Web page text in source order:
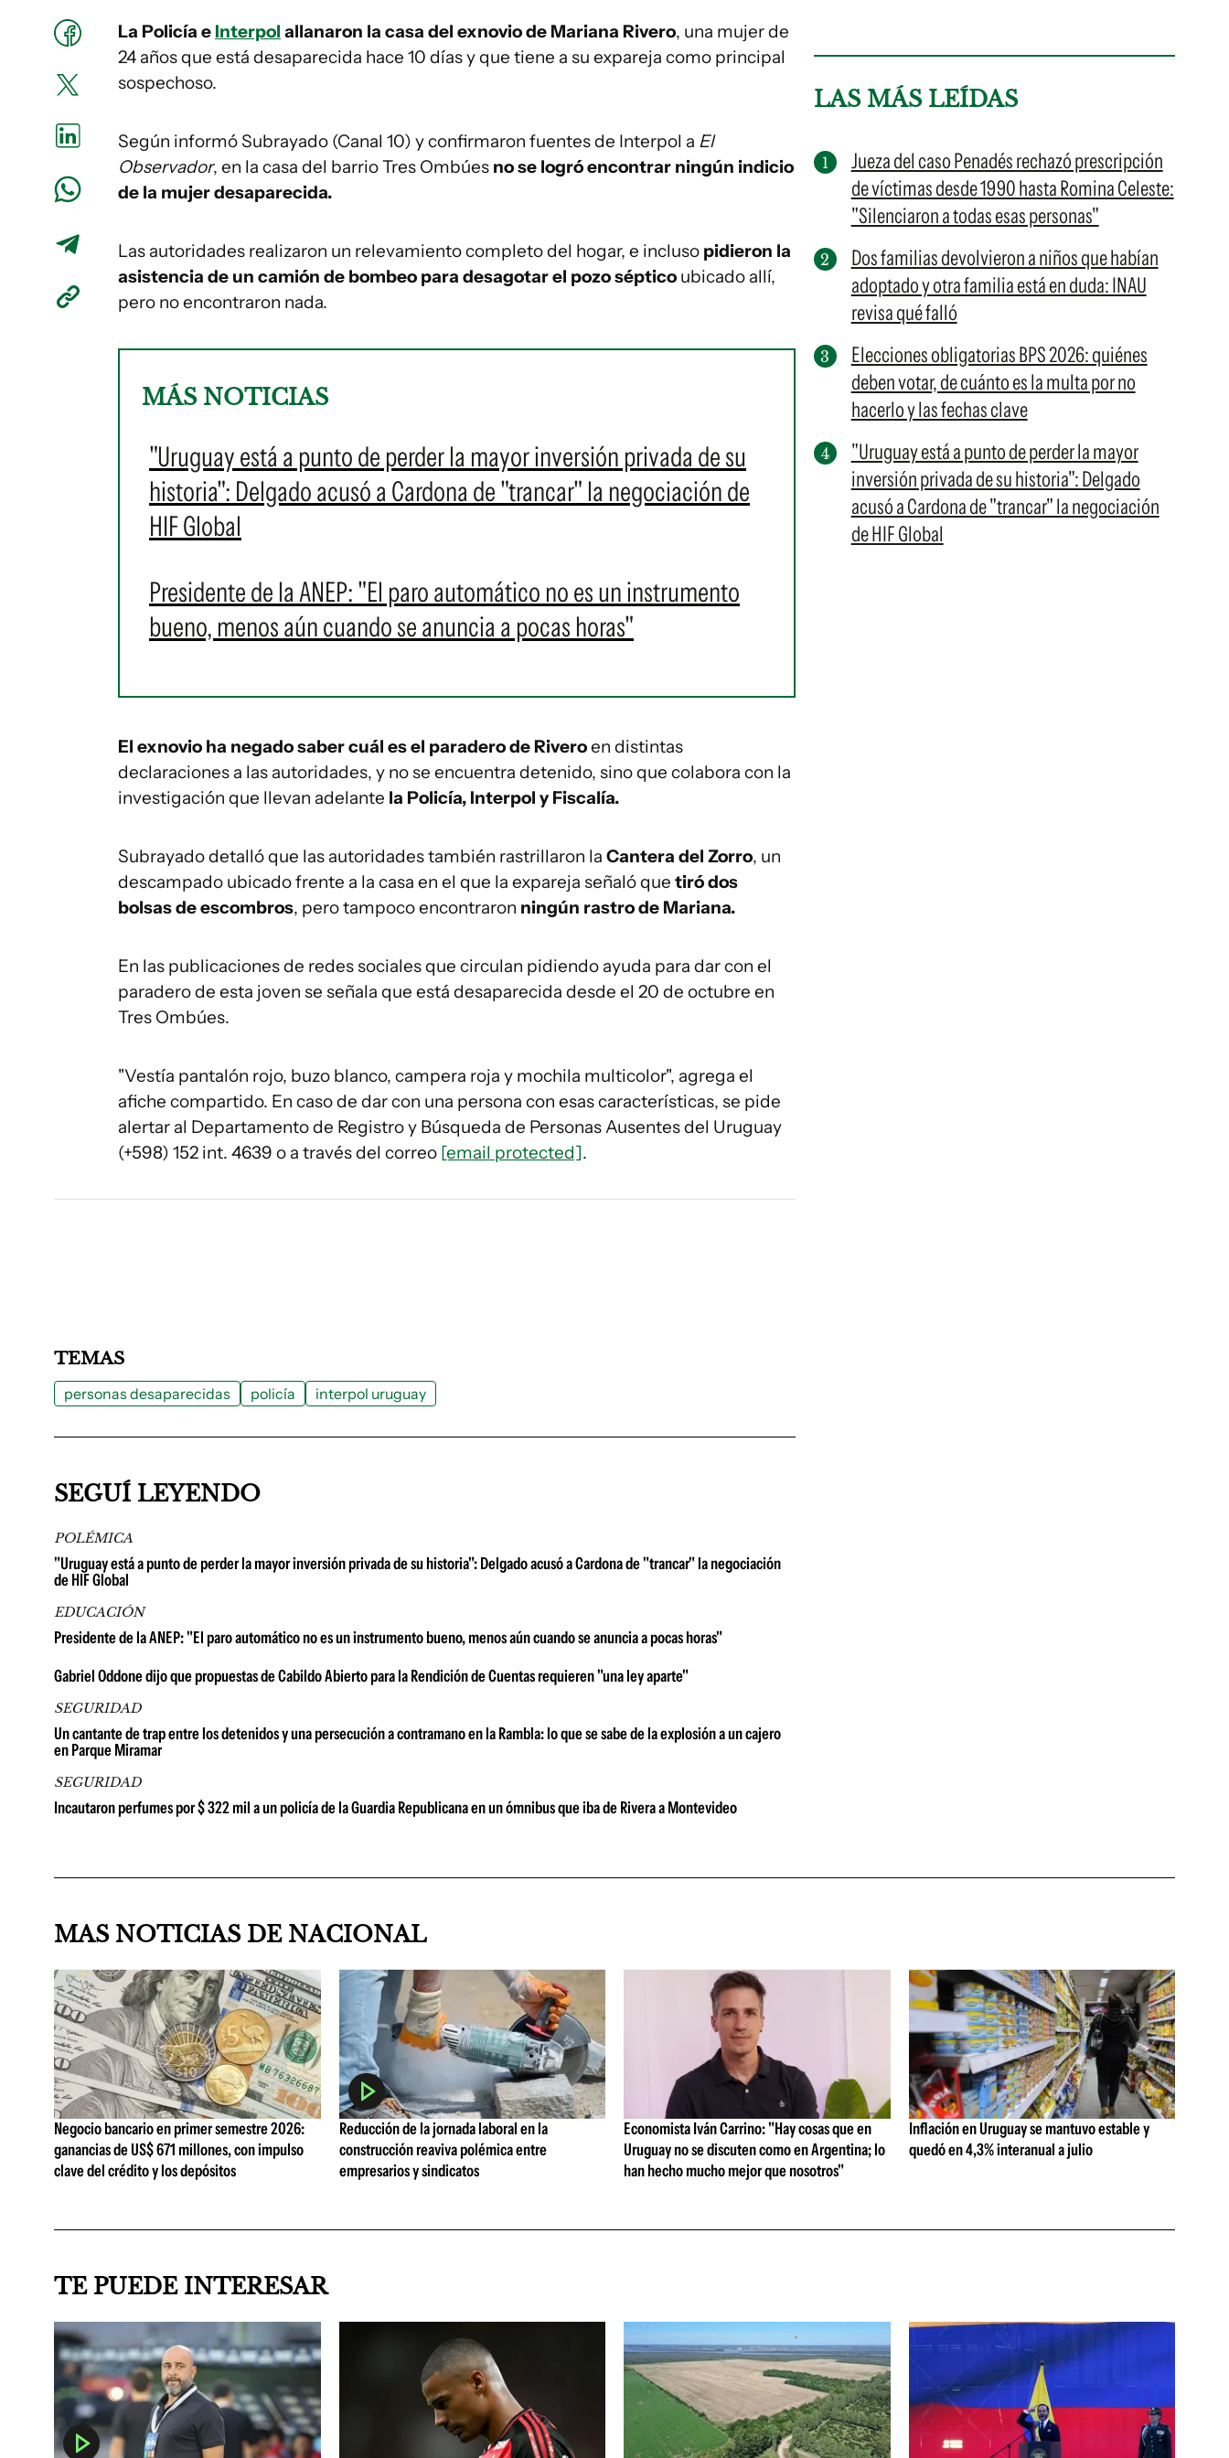
La Policía e Interpol allanaron la casa del exnovio de Mariana Rivero, una mujer de
24 años que está desaparecida hace 10 días y que tiene a su expareja como principal
sospechoso.
Según informó Subrayado (Canal 10) y confirmaron fuentes de Interpol a El
Observador, en la casa del barrio Tres Ombúes no se logró encontrar ningún indicio
de la mujer desaparecida.
Las autoridades realizaron un relevamiento completo del hogar, e incluso pidieron la
asistencia de un camión de bombeo para desagotar el pozo séptico ubicado allí,
pero no encontraron nada.
MÁS NOTICIAS
"Uruguay está a punto de perder la mayor inversión privada de su
historia": Delgado acusó a Cardona de "trancar" la negociación de
HIF Global
Presidente de la ANEP: "El paro automático no es un instrumento
bueno, menos aún cuando se anuncia a pocas horas"
El exnovio ha negado saber cuál es el paradero de Riveroen distintas
declaraciones a las autoridades, y no se encuentra detenido, sino que colabora con la
investigación que llevan adelante la Policía, Interpol y Fiscalía.
Subrayado detalló que las autoridades también rastrillaron la Cantera del Zorro, un
descampado ubicado frente a la casa en el que la expareja señaló que tiró dos
bolsas de escombros, pero tampoco encontraron ningún rastro de Mariana.
En las publicaciones de redes sociales que circulan pidiendo ayuda para dar con el
paradero de esta joven se señala que está desaparecida desde el 20 de octubre en
Tres Ombúes.
"Vestía pantalón rojo, buzo blanco, campera roja y mochila multicolor", agrega el
afiche compartido. En caso de dar con una persona con esas características, se pide
alertar al Departamento de Registro y Búsqueda de Personas Ausentes del Uruguay
(+598) 152 int. 4639 o a través del correo [email protected].
LAS MÁS LEÍDAS
Jueza del caso Penadés rechazó prescripción
de víctimas desde 1990 hasta Romina Celeste:
"Silenciaron a todas esas personas"
Dos familias devolvieron a niños que habían
adoptado y otra familia está en duda: INAU
revisa qué falló
Elecciones obligatorias BPS 2026: quiénes
deben votar, de cuánto es la multa por no
hacerlo y las fechas clave
"Uruguay está a punto de perder la mayor
inversión privada de su historia": Delgado
acusó a Cardona de "trancar" la negociación
de HIF Global
TEMAS
personas desaparecidas policía interpol uruguay
SEGUÍ LEYENDO
POLÉMICA
"Uruguay está a punto de perder la mayor inversión privada de su historia": Delgado acusó a Cardona de "trancar" la negociación
de HIF Global
EDUCACIÓN
Presidente de la ANEP: "El paro automático no es un instrumento bueno, menos aún cuando se anuncia a pocas horas"
Gabriel Oddone dijo que propuestas de Cabildo Abierto para la Rendición de Cuentas requieren "una ley aparte"
SEGURIDAD
Un cantante de trap entre los detenidos y una persecución a contramano en la Rambla: lo que se sabe de la explosión a un cajero
en Parque Miramar
SEGURIDAD
Incautaron perfumes por $ 322 mil a un policía de la Guardia Republicana en un ómnibus que iba de Rivera a Montevideo
MAS NOTICIAS DE NACIONAL
Negocio bancario en primer semestre 2026:
ganancias de US$ 671 millones, con impulso
clave del crédito y los depósitos
Reducción de la jornada laboral en la
construcción reaviva polémica entre
empresarios y sindicatos
Economista Iván Carrino: "Hay cosas que en
Uruguay no se discuten como en Argentina; lo
han hecho mucho mejor que nosotros"
Inflación en Uruguay se mantuvo estable y
quedó en 4,3% interanual a julio
TE PUEDE INTERESAR